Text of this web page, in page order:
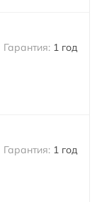
1 год
1 год